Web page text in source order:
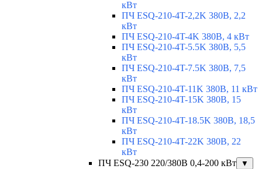
кВт
ПЧ ESQ-210-4T-2,2K 380В, 2,2
кВт
ПЧ ESQ-210-4T-4K 380В, 4 кВт
ПЧ ESQ-210-4T-5.5K 380В, 5,5
кВт
ПЧ ESQ-210-4T-7.5K 380В, 7,5
кВт
ПЧ ESQ-210-4T-11K 380В, 11 кВт
ПЧ ESQ-210-4T-15K 380В, 15
кВт
ПЧ ESQ-210-4T-18.5K 380В, 18,5
кВт
ПЧ ESQ-210-4T-22K 380В, 22
кВт
ПЧ ESQ-230 220/380В 0,4-200 кВт
▼